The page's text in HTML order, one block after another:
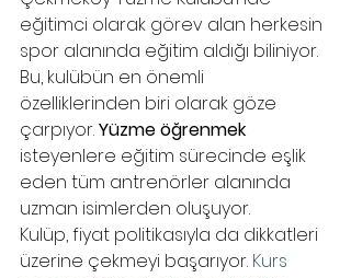
eğitimci olarak görev alan herkesin
spor alanında eğitim aldığı biliniyor.
Bu, kulübün en önemli
özelliklerinden biri olarak göze
çarpıyor. Yüzme öğrenmek
isteyenlere eğitim sürecinde eşlik
eden tüm antrenörler alanında
uzman isimlerden oluşuyor.
Kulüp, fiyat politikasıyla da dikkatleri
üzerine çekmeyi başarıyor. Kurs